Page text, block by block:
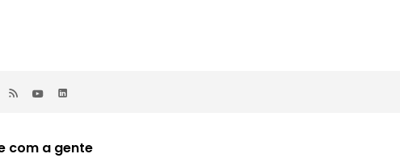
com a gente